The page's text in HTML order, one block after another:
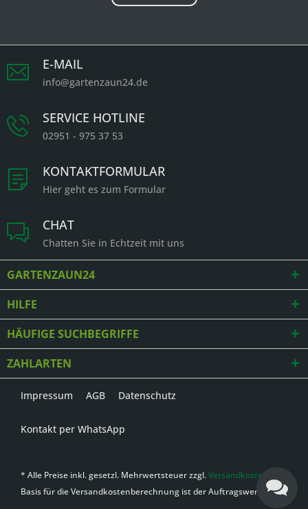
E-MAIL
info@gartenzaun24.de
SERVICE HOTLINE
02951 - 975 37 53
KONTAKTFORMULAR
Hier geht es zum Formular
CHAT
Chatten Sie in Echtzeit mit uns
GARTENZAUN24
HILFE
HÄUFIGE SUCHBEGRIFFE
ZAHLARTEN
Impressum AGB Datenschutz
Kontakt per WhatsApp
* Alle Preise inkl. gesetzl. Mehrwertsteuer zzgl.Versandkosten
Basis für die Versandkostenberechnung ist der Auftragswert